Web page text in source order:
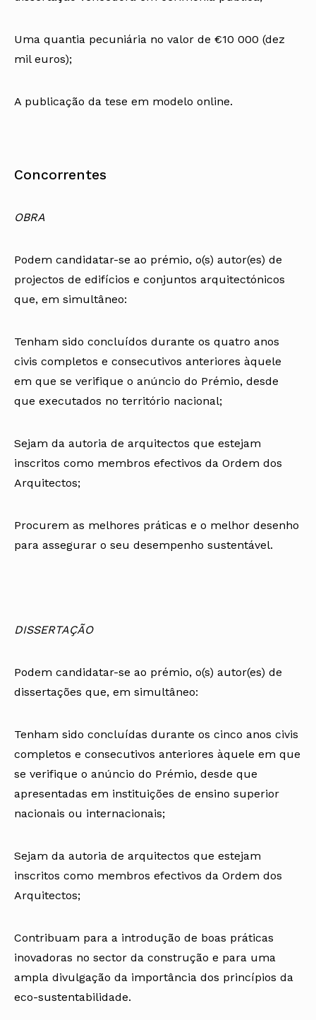
Uma quantia pecuniária no valor de €10 000 (dez
mil euros);
A publicação da tese em modelo online.
Concorrentes
OBRA
Podem candidatar-se ao prémio, o(s) autor(es) de
projectos de edifícios e conjuntos arquitectónicos
que, em simultâneo:
Tenham sido concluídos durante os quatro anos
civis completos e consecutivos anteriores àquele
em que se verifique o anúncio do Prémio, desde
que executados no território nacional;
Sejam da autoria de arquitectos que estejam
inscritos como membros efectivos da Ordem dos
Arquitectos;
Procurem as melhores práticas e o melhor desenho
para assegurar o seu desempenho sustentável.
DISSERTAÇÃO
Podem candidatar-se ao prémio, o(s) autor(es) de
dissertações que, em simultâneo:
Tenham sido concluídas durante os cinco anos civis
completos e consecutivos anteriores àquele em que
se verifique o anúncio do Prémio, desde que
apresentadas em instituições de ensino superior
nacionais ou internacionais;
Sejam da autoria de arquitectos que estejam
inscritos como membros efectivos da Ordem dos
Arquitectos;
Contribuam para a introdução de boas práticas
inovadoras no sector da construção e para uma
ampla divulgação da importância dos princípios da
eco-sustentabilidade.